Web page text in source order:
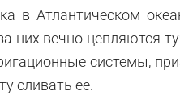
в Атлантическом
них вечно цепляются
системы,
сливать ее.